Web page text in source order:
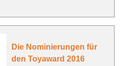
Die Nominierungen für
den Toyaward 2016